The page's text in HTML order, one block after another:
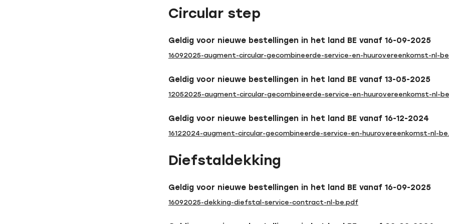
Circular step
Geldig voor nieuwe bestellingen in het land BE vanaf 16-09-2025
16092025-augment-circular-gecombineerde-service-en-huurovereenkomst-nl-
Geldig voor nieuwe bestellingen in het land BE vanaf 13-05-2025
12052025-augment-circular-gecombineerde-service-en-huurovereenkomst-nl-
Geldig voor nieuwe bestellingen in het land BE vanaf 16-12-2024
16122024-augment-circular-gecombineerde-service-en-huurovereenkomst-nl-
Diefstaldekking
Geldig voor nieuwe bestellingen in het land BE vanaf 16-09-2025
16092025-dekking-diefstal-service-contract-nl-be.pdf